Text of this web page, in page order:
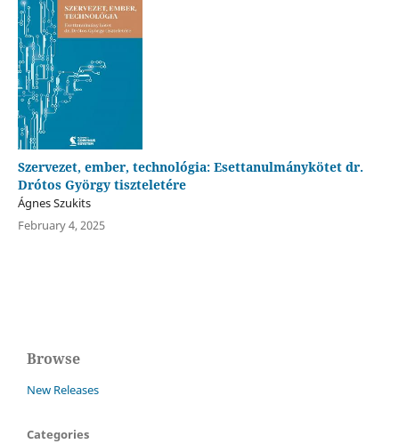
Szervezet, ember, technológia: Esettanulmánykötet dr.
Drótos György tiszteletére
Ágnes Szukits
February 4, 2025
Browse
New Releases
Categories